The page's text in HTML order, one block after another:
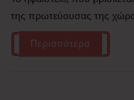
της πρωτεύουσας της
Περισσότερα